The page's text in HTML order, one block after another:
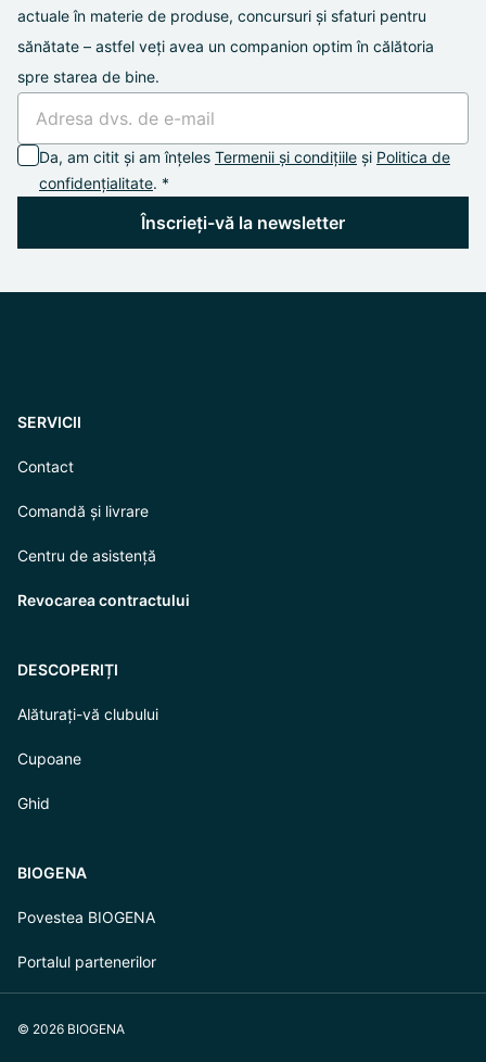
actuale în materie de produse, concursuri și sfaturi pentru
sănătate – astfel veți avea un companion optim în călătoria
spre starea de bine.
Da, am citit și am înțeles Termenii și condițiile și Politica de
confidențialitate. *
Înscrieți-vă la newsletter
SERVICII
Contact
Comandă și livrare
Centru de asistență
Revocarea contractului
DESCOPERIȚI
Alăturați-vă clubului
Cupoane
Ghid
BIOGENA
Povestea BIOGENA
Portalul partenerilor
© 2026 BIOGENA